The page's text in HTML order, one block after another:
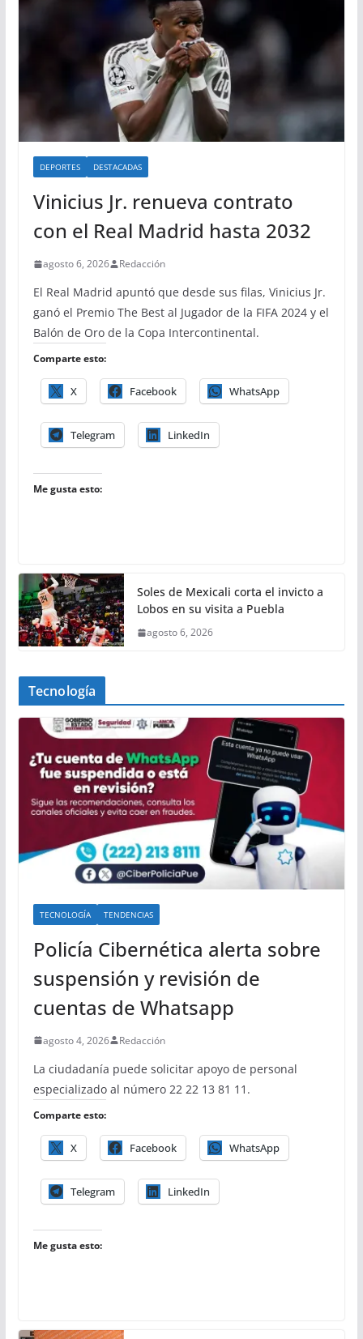
DEPORTES DESTACADAS
Vinicius Jr. renueva contrato
con el Real Madrid hasta 2032
agosto 6, 2026 Redacción
El Real Madrid apuntó que desde sus filas, Vinicius Jr.
ganó el Premio The Best al Jugador de la FIFA 2024 y el
Balón de Oro de la Copa Intercontinental.
Comparte esto:
X Facebook WhatsApp
Telegram LinkedIn
Me gusta esto:
Soles de Mexicali corta el invicto a
Lobos en su visita a Puebla
agosto 6, 2026
Tecnología
TECNOLOGÍA TENDENCIAS
Policía Cibernética alerta sobre
suspensión y revisión de
cuentas de Whatsapp
agosto 4, 2026 Redacción
La ciudadanía puede solicitar apoyo de personal
especializado al número 22 22 13 81 11.
Comparte esto:
X Facebook WhatsApp
Telegram LinkedIn
Me gusta esto: